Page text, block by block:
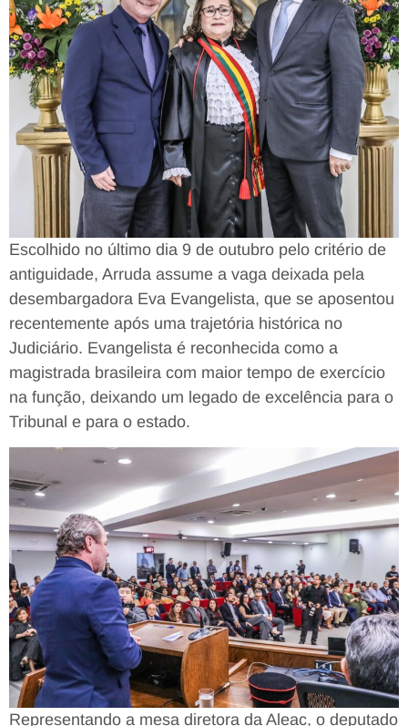
Escolhido no último dia 9 de outubro pelo critério de
antiguidade, Arruda assume a vaga deixada pela
desembargadora Eva Evangelista, que se aposentou
recentemente após uma trajetória histórica no
Judiciário. Evangelista é reconhecida como a
magistrada brasileira com maior tempo de exercício
na função, deixando um legado de excelência para o
Tribunal e para o estado.
Representando a mesa diretora da Aleac, o deputado